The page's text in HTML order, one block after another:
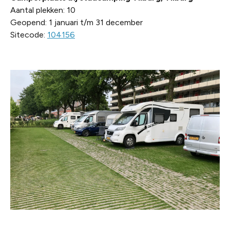
Aantal plekken: 10
Geopend: 1 januari t/m 31 december
Sitecode: 104156